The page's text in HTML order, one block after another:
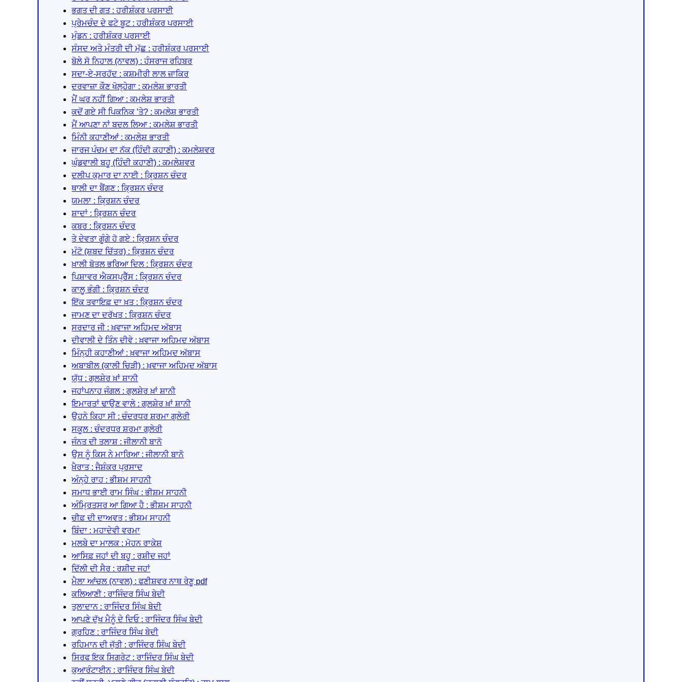
ਭਗਤ ਦੀ ਗਤ : ਹਰੀਸ਼ੰਕਰ ਪਰਸਾਈ
ਪ੍ਰੇਮਚੰਦ ਦੇ ਫਟੇ ਬੂਟ : ਹਰੀਸ਼ੰਕਰ ਪਰਸਾਈ
ਮੁੰਡਨ : ਹਰੀਸ਼ੰਕਰ ਪਰਸਾਈ
ਸੰਸਦ ਅਤੇ ਮੰਤਰੀ ਦੀ ਮੁੱਛ : ਹਰੀਸ਼ੰਕਰ ਪਰਸਾਈ
ਬੋਲੇ ਸੋ ਨਿਹਾਲ (ਨਾਵਲ) : ਹੰਸਰਾਜ ਰਹਿਬਰ
ਸਦਾ-ਏ-ਸਰਹੱਦ : ਕਸ਼ਮੀਰੀ ਲਾਲ ਜ਼ਾਕਿਰ
ਦਰਵਾਜ਼ਾ ਕੌਣ ਖੋਲ੍ਹੇਗਾ : ਕਮਲੇਸ਼ ਭਾਰਤੀ
ਮੈਂ ਘਰ ਨਹੀਂ ਗਿਆ : ਕਮਲੇਸ਼ ਭਾਰਤੀ
ਕਦੋਂ ਗਏ ਸੀ ਪਿਕਨਿਕ ’ਤੇ? : ਕਮਲੇਸ਼ ਭਾਰਤੀ
ਮੈਂ ਆਪਣਾ ਨਾਂ ਬਦਲ ਲਿਆ : ਕਮਲੇਸ਼ ਭਾਰਤੀ
ਮਿੰਨੀ ਕਹਾਣੀਆਂ : ਕਮਲੇਸ਼ ਭਾਰਤੀ
ਜਾਰਜ ਪੰਚਮ ਦਾ ਨੱਕ (ਹਿੰਦੀ ਕਹਾਣੀ) : ਕਮਲੇਸ਼ਵਰ
ਘੁੰਡਵਾਲੀ ਬਹੂ (ਹਿੰਦੀ ਕਹਾਣੀ) : ਕਮਲੇਸ਼ਵਰ
ਦਲੀਪ ਕੁਮਾਰ ਦਾ ਨਾਈ : ਕ੍ਰਿਸ਼ਨ ਚੰਦਰ
ਥਾਲੀ ਦਾ ਬੈਂਗਣ : ਕ੍ਰਿਸ਼ਨ ਚੰਦਰ
ਯਮਲਾ : ਕ੍ਰਿਸ਼ਨ ਚੰਦਰ
ਸ਼ਾਦਾਂ : ਕ੍ਰਿਸ਼ਨ ਚੰਦਰ
ਕਬਰ : ਕ੍ਰਿਸ਼ਨ ਚੰਦਰ
ਤੇ ਦੇਵਤਾ ਗੂੰਗੇ ਹੋ ਗਏ : ਕ੍ਰਿਸ਼ਨ ਚੰਦਰ
ਮੰਟੋ (ਸ਼ਬਦ ਚਿੱਤਰ) : ਕ੍ਰਿਸ਼ਨ ਚੰਦਰ
ਖ਼ਾਲੀ ਬੋਤਲ ਭਰਿਆ ਦਿਲ : ਕ੍ਰਿਸ਼ਨ ਚੰਦਰ
ਪਿਸ਼ਾਵਰ ਐਕਸਪ੍ਰੈੱਸ : ਕ੍ਰਿਸ਼ਨ ਚੰਦਰ
ਕਾਲੂ ਭੰਗੀ : ਕ੍ਰਿਸ਼ਨ ਚੰਦਰ
ਇੱਕ ਤਵਾਇਫ਼ ਦਾ ਖ਼ਤ : ਕ੍ਰਿਸ਼ਨ ਚੰਦਰ
ਜਾਮਣ ਦਾ ਦਰੱਖਤ : ਕ੍ਰਿਸ਼ਨ ਚੰਦਰ
ਸਰਦਾਰ ਜੀ : ਖ਼ਵਾਜਾ ਅਹਿਮਦ ਅੱਬਾਸ
ਦੀਵਾਲੀ ਦੇ ਤਿੰਨ ਦੀਵੇ : ਖ਼ਵਾਜਾ ਅਹਿਮਦ ਅੱਬਾਸ
ਮਿੰਨ੍ਹੀ ਕਹਾਣੀਆਂ : ਖ਼ਵਾਜਾ ਅਹਿਮਦ ਅੱਬਾਸ
ਅਬਾਬੀਲ (ਕਾਲੀ ਚਿੜੀ) : ਖ਼ਵਾਜਾ ਅਹਿਮਦ ਅੱਬਾਸ
ਯੁੱਧ : ਗੁਲਸ਼ੇਰ ਖ਼ਾਂ ਸ਼ਾਨੀ
ਜਹਾਂਪਨਾਹ ਜੰਗਲ : ਗੁਲਸ਼ੇਰ ਖ਼ਾਂ ਸ਼ਾਨੀ
ਇਮਾਰਤਾਂ ਢਾਉਣ ਵਾਲੇ : ਗੁਲਸ਼ੇਰ ਖ਼ਾਂ ਸ਼ਾਨੀ
ਉਹਨੇ ਕਿਹਾ ਸੀ : ਚੰਦਰਧਰ ਸ਼ਰਮਾ ਗੁਲੇਰੀ
ਸਕੂਲ : ਚੰਦਰਧਰ ਸ਼ਰਮਾ ਗੁਲੇਰੀ
ਜੰਨਤ ਦੀ ਤਲਾਸ਼ : ਜੀਲਾਨੀ ਬਾਨੋ
ਉਸ ਨੂੰ ਕਿਸ ਨੇ ਮਾਰਿਆ : ਜੀਲਾਨੀ ਬਾਨੋ
ਖ਼ੈਰਾਤ : ਜੈਸ਼ੰਕਰ ਪ੍ਰਸਾਦ
ਅੰਨ੍ਹੇ ਰਾਹ : ਭੀਸ਼ਮ ਸਾਹਨੀ
ਸਮਾਧ ਭਾਈ ਰਾਮ ਸਿੰਘ : ਭੀਸ਼ਮ ਸਾਹਨੀ
ਅੰਮ੍ਰਿਤਸਰ ਆ ਗਿਆ ਹੈ : ਭੀਸ਼ਮ ਸਾਹਨੀ
ਚੀਫ਼ ਦੀ ਦਾਅਵਤ : ਭੀਸ਼ਮ ਸਾਹਨੀ
ਬਿੰਦਾ : ਮਹਾਦੇਵੀ ਵਰਮਾ
ਮਲਬੇ ਦਾ ਮਾਲਕ : ਮੋਹਨ ਰਾਕੇਸ਼
ਆਸਿਫ਼ ਜਹਾਂ ਦੀ ਬਹੂ : ਰਸ਼ੀਦ ਜਹਾਂ
ਦਿੱਲੀ ਦੀ ਸੈਰ : ਰਸ਼ੀਦ ਜਹਾਂ
ਮੈਲਾ ਆਂਚਲ (ਨਾਵਲ) : ਫਣੀਸ਼ਵਰ ਨਾਥ ਰੇਣੂ pdf
ਕਲਿਆਣੀ : ਰਾਜਿੰਦਰ ਸਿੰਘ ਬੇਦੀ
ਤੁਲਾਦਾਨ : ਰਾਜਿੰਦਰ ਸਿੰਘ ਬੇਦੀ
ਆਪਣੇ ਦੁੱਖ ਮੈਨੂੰ ਦੇ ਦਿਓ : ਰਾਜਿੰਦਰ ਸਿੰਘ ਬੇਦੀ
ਗ੍ਰਹਿਣ : ਰਾਜਿੰਦਰ ਸਿੰਘ ਬੇਦੀ
ਰਹਿਮਾਨ ਦੀ ਜੁੱਤੀ : ਰਾਜਿੰਦਰ ਸਿੰਘ ਬੇਦੀ
ਸਿਰਫ ਇਕ ਸਿਗਰੇਟ : ਰਾਜਿੰਦਰ ਸਿੰਘ ਬੇਦੀ
ਕੁਆਰੰਟਾਈਨ : ਰਾਜਿੰਦਰ ਸਿੰਘ ਬੇਦੀ